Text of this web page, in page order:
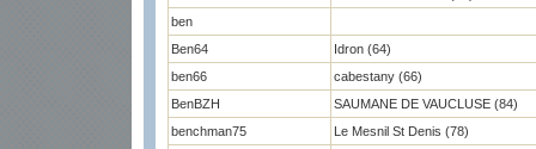
ben
Ben64
Idron (64)
ben66
cabestany (66)
BenBZH
SAUMANE DE VAUCLUSE (84)
benchman75
Le Mesnil St Denis (78)